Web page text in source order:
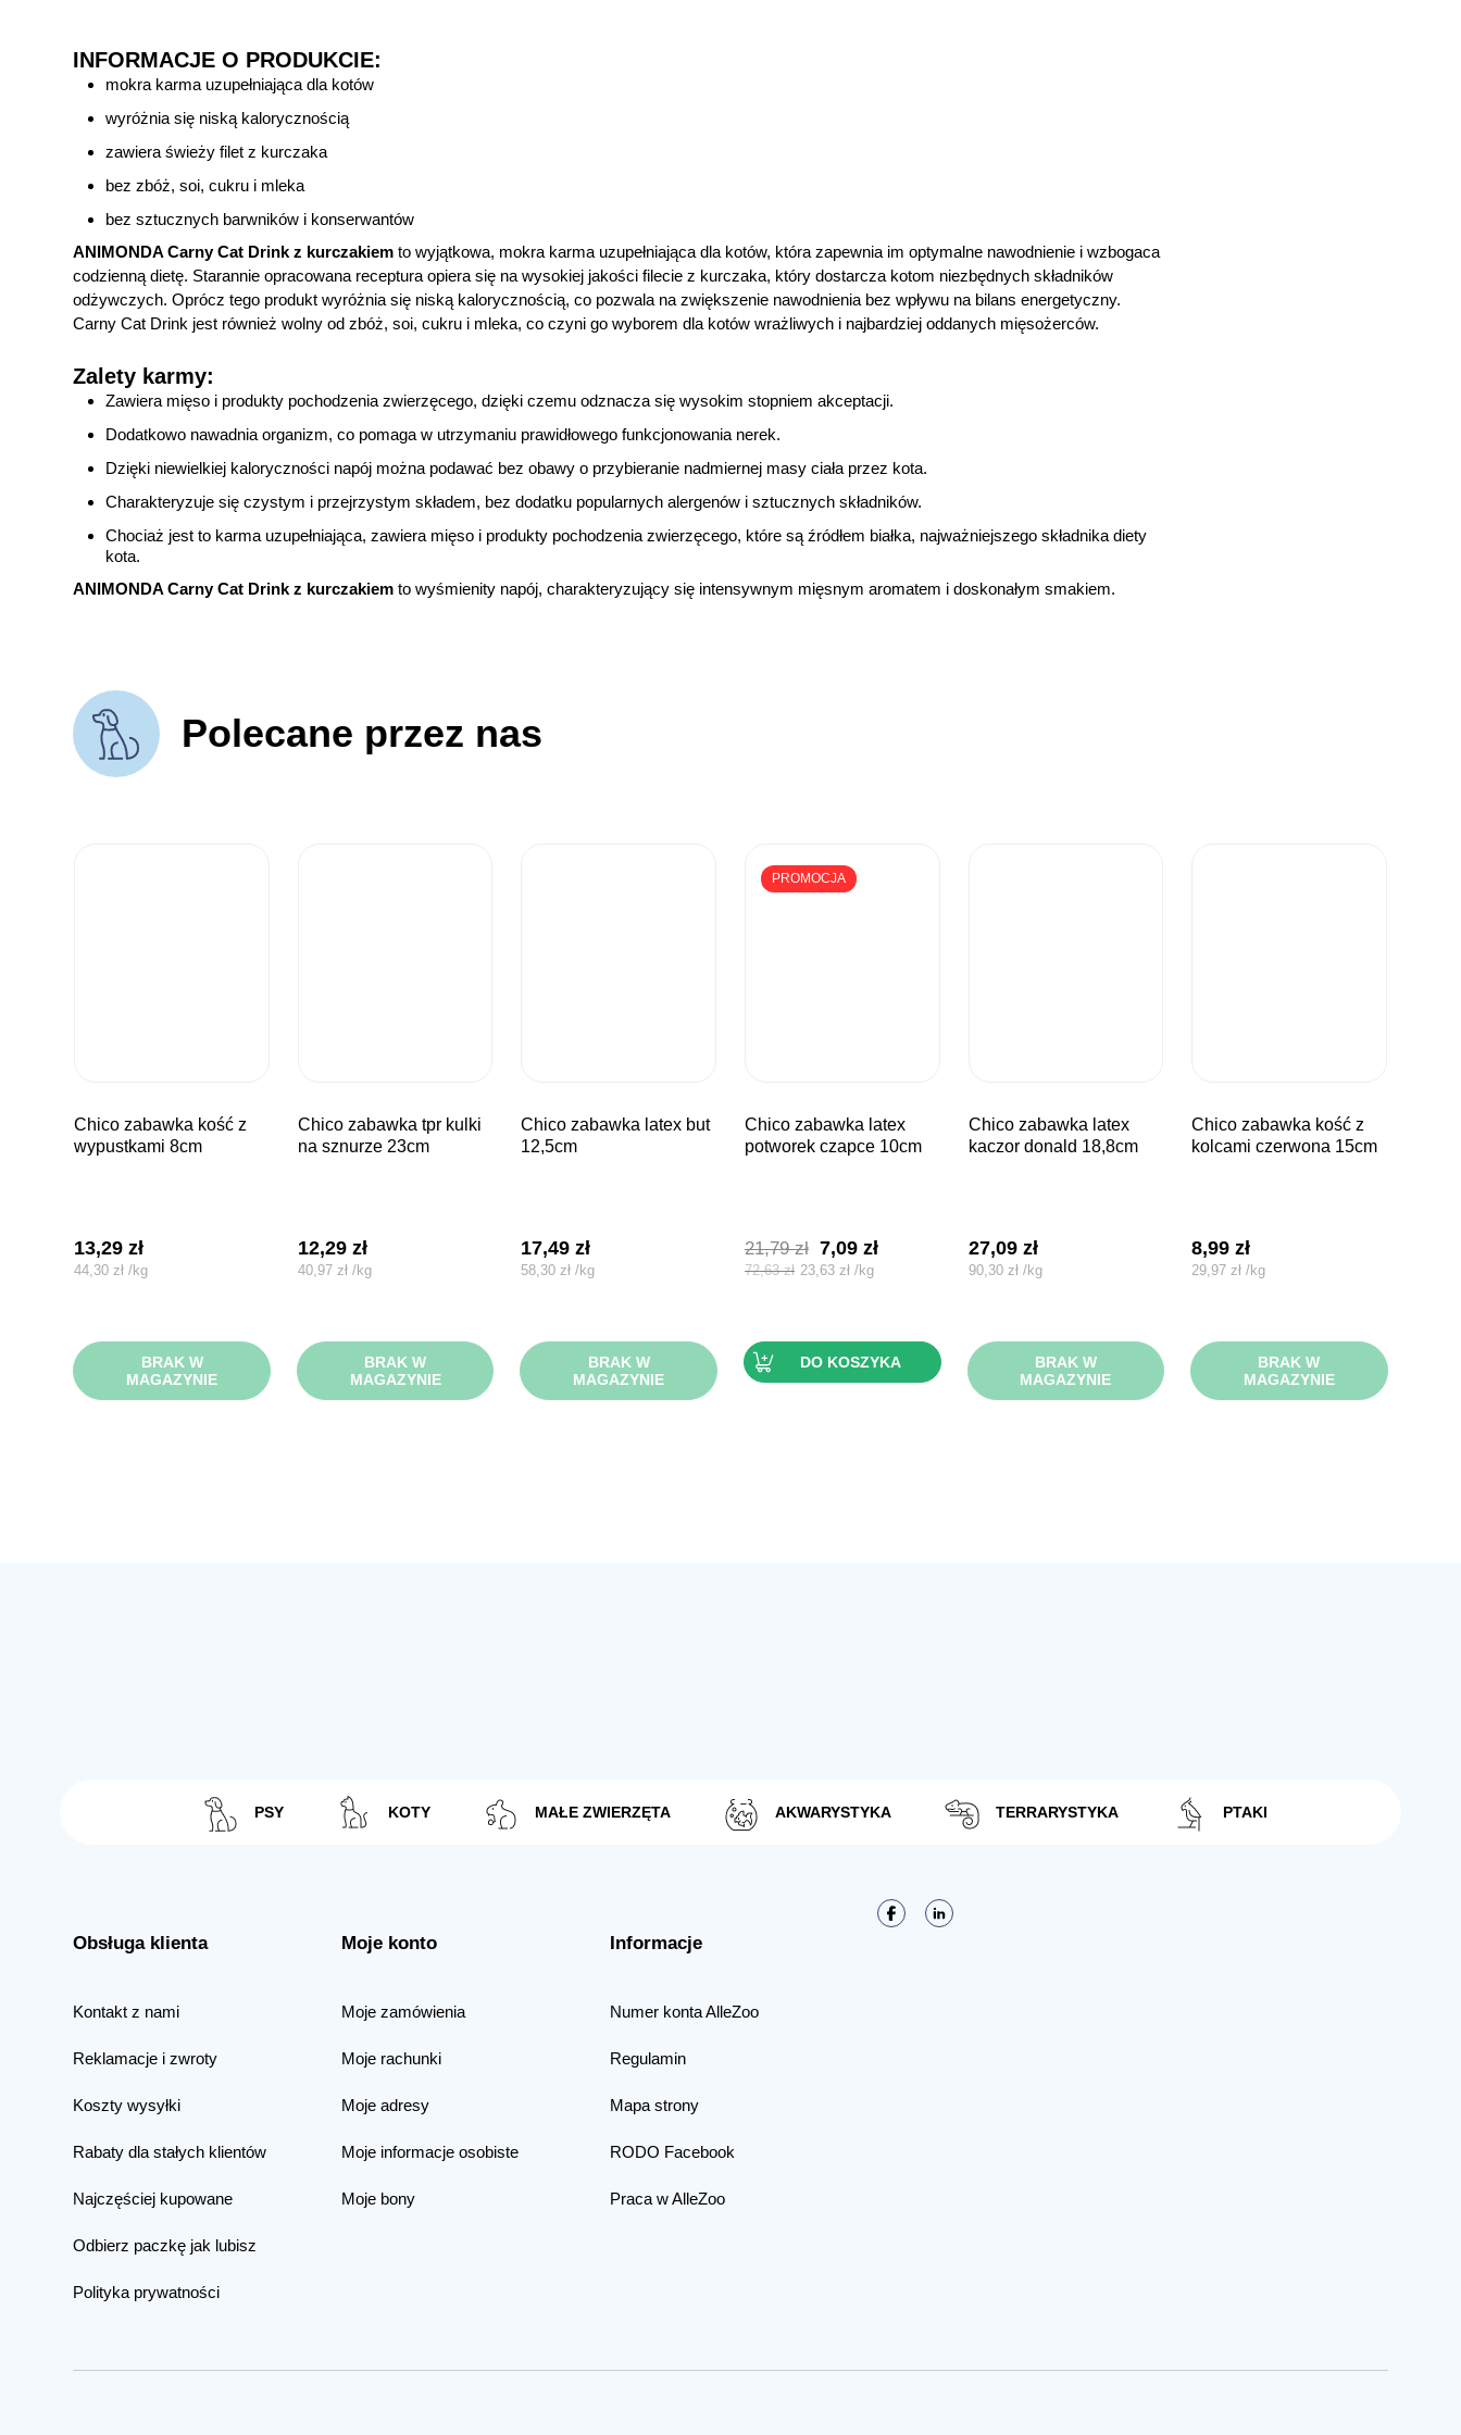
INFORMACJE O PRODUKCIE:
mokra karma uzupełniająca dla kotów
wyróżnia się niską kalorycznością
zawiera świeży filet z kurczaka
bez zbóż, soi, cukru i mleka
bez sztucznych barwników i konserwantów
ANIMONDA Carny Cat Drink z kurczakiem to wyjątkowa, mokra karma uzupełniająca dla kotów, która zapewnia im optymalne nawodnienie i wzbogaca
codzienną dietę. Starannie opracowana receptura opiera się na wysokiej jakości filecie z kurczaka, który dostarcza kotom niezbędnych składników
odżywczych. Oprócz tego produkt wyróżnia się niską kalorycznością, co pozwala na zwiększenie nawodnienia bez wpływu na bilans energetyczny.
Carny Cat Drink jest również wolny od zbóż, soi, cukru i mleka, co czyni go wyborem dla kotów wrażliwych i najbardziej oddanych mięsożerców.
Zalety karmy:
Zawiera mięso i produkty pochodzenia zwierzęcego, dzięki czemu odznacza się wysokim stopniem akceptacji.
Dodatkowo nawadnia organizm, co pomaga w utrzymaniu prawidłowego funkcjonowania nerek.
Dzięki niewielkiej kaloryczności napój można podawać bez obawy o przybieranie nadmiernej masy ciała przez kota.
Charakteryzuje się czystym i przejrzystym składem, bez dodatku popularnych alergenów i sztucznych składników.
Chociaż jest to karma uzupełniająca, zawiera mięso i produkty pochodzenia zwierzęcego, które są źródłem białka, najważniejszego składnika diety
kota.
ANIMONDA Carny Cat Drink z kurczakiem to wyśmienity napój, charakteryzujący się intensywnym mięsnym aromatem i doskonałym smakiem.
Polecane przez nas
chico zabawka kość z
wypustkami 8cm
13,29zł
44,30zł /kg
BRAK W
MAGAZYNIE
chico zabawka tpr kulki
na sznurze 23cm
12,29 zł
40,97 zł /kg
BRAK W
MAGAZYNIE
chico zabawka latex but
12,5cm
17,49zł
58,30zł /kg
BRAK W
MAGAZYNIE
PROMOCJA
chico zabawka latex
potworek czapce 10cm
21,79zł Pierwotna
cena
7,09 złAktualna
72,63zł 23,63 zł /kg
DO KOSZYKA
chico zabawka latex
kaczor donald 18,8cm
27,09 zł
90,30 zł /kg
BRAK W
MAGAZYNIE
chico zabawka kość z
kolcami czerwona 15cm
8,99zł
29,97zł /kg
BRAK W
MAGAZYNIE
PSY KOTY MAŁE ZWIERZĘTA AKWARYSTYKA TERRARYSTYKA PTAKI
Obsługa klienta
Kontakt z nami
Reklamacje i zwroty
Koszty wysyłki
Rabaty dla stałych klientów
Najczęściej kupowane
Odbierz paczkę jak lubisz
Polityka prywatności
Moje konto
Moje zamówienia
Moje rachunki
Moje adresy
Moje informacje osobiste
Moje bony
Informacje
Numer konta AlleZoo
Regulamin
Mapa strony
RODO Facebook
Praca w AlleZoo